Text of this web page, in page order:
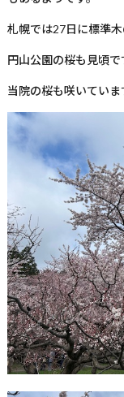
札幌では27日に標準木
円山公園の桜も見頃で
当院の桜も咲いていま